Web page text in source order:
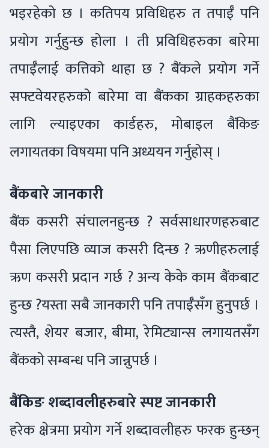
भइरहेको छ । कतिपय प्रविधिहरु त तपाईँ पनि
प्रयोग गर्नुहुन्छ होला । ती प्रविधिहरुका बारेमा
तपाईँलाई कत्तिको थाहा छ ? बैंकले प्रयोग गर्ने
सफ्टवेयरहरुको बारेमा वा बैंकका ग्राहकहरुका
लागि ल्याइएका कार्डहरु, मोबाइल बैंकिङ
लगायतका विषयमा पनि अध्ययन गर्नुहोस् ।
बैंकबारे जानकारी
बैंक कसरी संचालनहुन्छ ? सर्वसाधारणहरुबाट
पैसा लिएपछि व्याज कसरी दिन्छ ? ऋणीहरुलाई
ऋण कसरी प्रदान गर्छ ? अन्य केके काम बैंकबाट
हुन्छ ?यस्ता सबै जानकारी पनि तपाईँसँग हुनुपर्छ ।
त्यस्तै, शेयर बजार, बीमा, रेमिट्यान्स लगायतसँग
बैंकको सम्बन्ध पनि जान्नुपर्छ ।
बैंकिङ शब्दावलीहरुबारे स्पष्ट जानकारी
हरेक क्षेत्रमा प्रयोग गर्ने शब्दावलीहरु फरक हुन्छन्